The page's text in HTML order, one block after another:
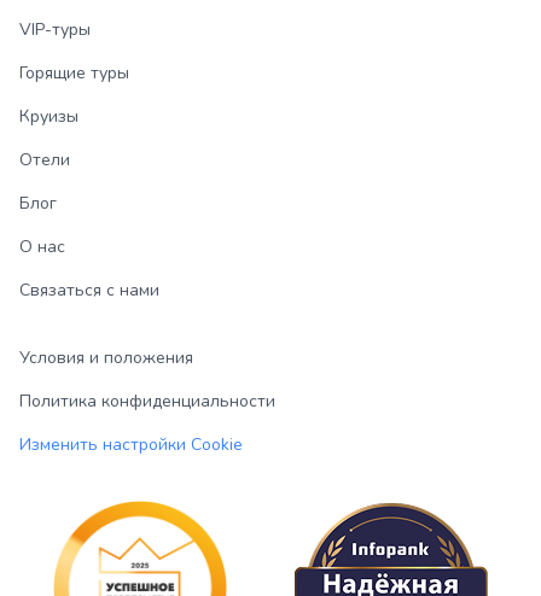
VIP-туры
Горящие туры
Круизы
Отели
Блог
О нас
Связаться с нами
Условия и положения
Политика конфиденциальности
Изменить настройки Cookie